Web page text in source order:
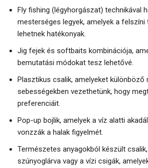
Fly fishing (légyhorgászat) technikával
mesterséges legyek, amelyek a
lehetnek hatékonyak.
Jig fejek és softbaits kombinációja,
bemutatási módokat tesz lehetővé.
Plasztikus csalik, amelyeket különböző
sebességekben vezethetünk, hogy
preferenciáit.
Pop-up bojlik, amelyek a víz alatti
vonzzák a halak figyelmét.
Természetes anyagokból készült
szúnyoglárva vagy a vízi csigák,